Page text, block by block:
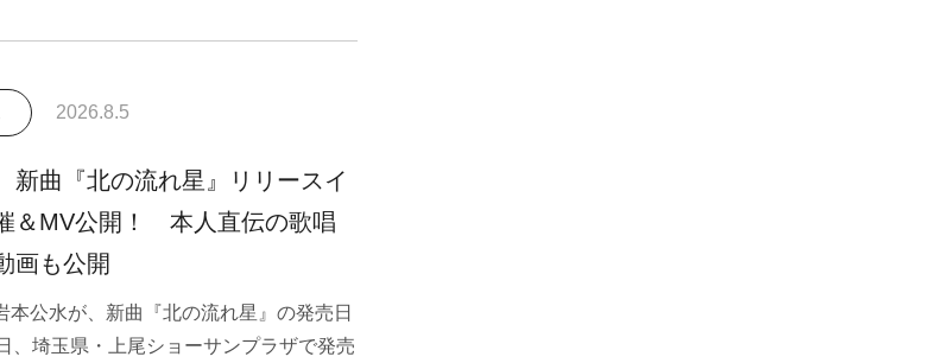
2026.8.5
新曲『北の流れ星』リリースイ
＆MV公開！ 本人直伝の歌唱
画も公開
本公水が、新曲『北の流れ星』の発売日
、埼玉県・上尾ショーサンプラザで発売